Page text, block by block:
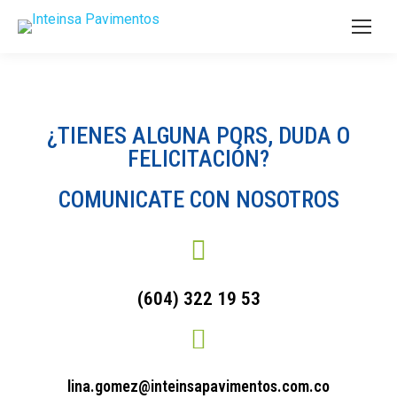
¿TIENES ALGUNA PQRS, DUDA O
FELICITACIÓN?
COMUNICATE CON NOSOTROS
(604) 322 19 53
lina.gomez@inteinsapavimentos.com.co